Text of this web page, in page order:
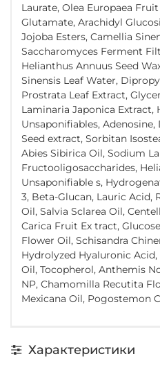
Laurate, Olea Europaea
Glutamate, Arachidyl
Jojoba Esters, Camellia
Saccharomyces Ferment
Helianthus Annuus Seed
Sinensis Leaf Water,
Prostrata Leaf Extract,
Laminaria Japonica Extract,
Unsaponifiables,
Seed extract, Sorbitan
Abies Sibirica Oil, Sodium
Fructooligosaccharides,
Unsaponifiable s,
3, Beta-Glucan, Lauric Acid,
Oil, Salvia Sclarea Oil,
Carica Fruit Ex tract,
Flower Oil, Schisandra
Hydrolyzed Hyaluronic
Oil, Tocopherol, Anthemis
NP, Chamomilla Recutita
Mexicana Oil, Pogostemon
Характеристики